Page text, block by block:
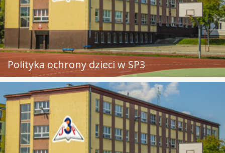
Polityka ochrony dzieci w SP3